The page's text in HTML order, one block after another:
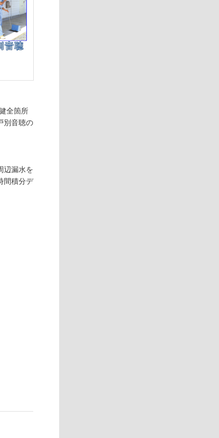
全箇所
別音聴の
辺漏水を
間積分デ